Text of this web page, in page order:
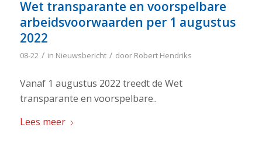
Wet transparante en voorspelbare
arbeidsvoorwaarden per 1 augustus
2022
08-22 / in Nieuwsbericht / door Robert Hendriks
Vanaf 1 augustus 2022 treedt de Wet
transparante en voorspelbare..
Lees meer